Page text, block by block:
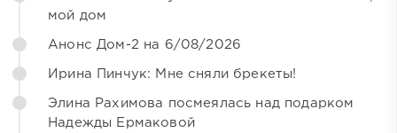
мой дом
Анонс Дом-2 на 6/08/2026
Ирина Пинчук: Мне сняли брекеты!
Элина Рахимова посмеялась над подарком
Надежды Ермаковой